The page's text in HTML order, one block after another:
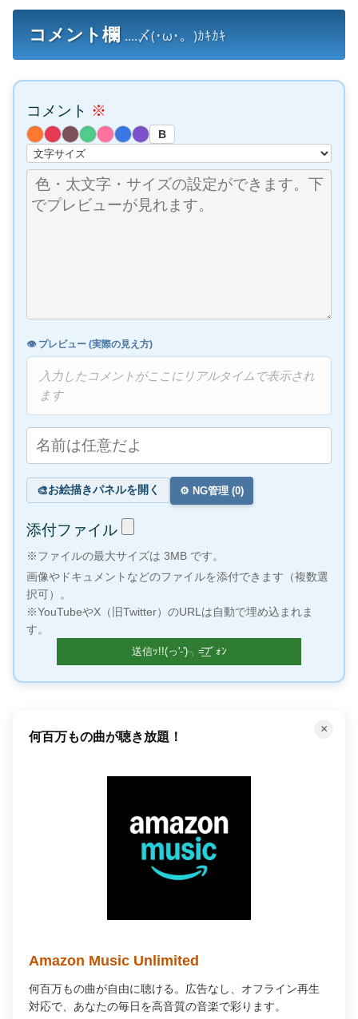
コメント欄 ....〆(･ω･。)ｶｷｶｷ
コメント ※
B
👁️ プレビュー (実際の見え方)
入力したコメントがここにリアルタイムで表示され
ます
🎨お絵描きパネルを開く ⚙️ NG管理 (0)
添付ファイル
※ファイルの最大サイズは 3MB です。
画像やドキュメントなどのファイルを添付できます（複数選
択可）。
※YouTubeやX（旧Twitter）のURLは自動で埋め込まれま
す。
×
100万冊以上の本が読み放題！
Kindle Unlimited
100万冊以上が読み放題。好きなデバイスで、いつでもどこ
でも最高の読書体験を。